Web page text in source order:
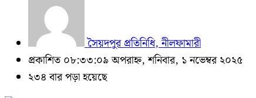
সৈয়দপুর প্রতিনিধি, নীলফামারী
প্রকাশিত ০৮:৩৩:০৯ অপরাহ্ন, শনিবার, ১ নভেম্বর ২০২৫
২৩৪ বার পড়া হয়েছে